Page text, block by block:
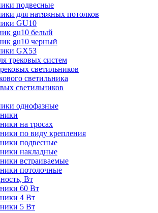
подвесные
для натяжных потолков
GU10
gu10 белый
gu10 черный
GX53
трековых систем
светильников
светильника
светильников
однофазные
на тросах
по виду крепления
подвесные
накладные
встраиваемые
потолочные
Вт
60 Вт
4 Вт
5 Вт